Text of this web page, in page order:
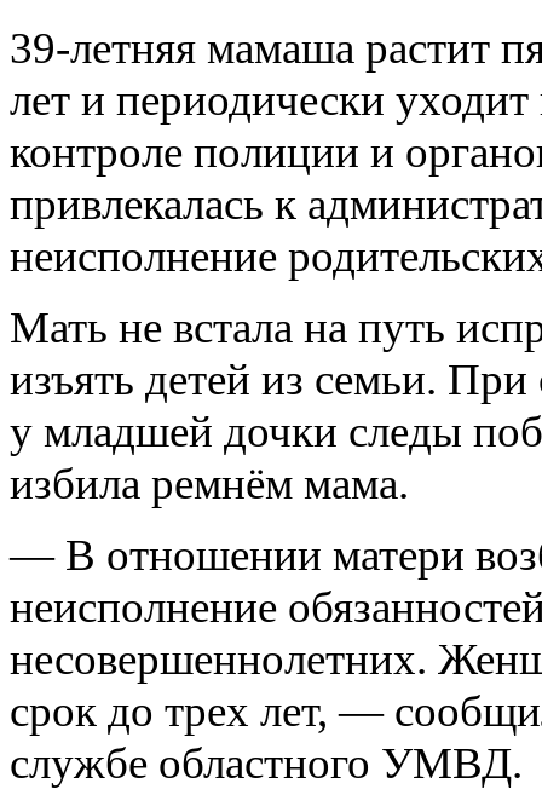
39-летняя мамаша растит
лет и периодически
контроле полиции и
привлекалась к
неисполнение
Мать не встала на путь
изъять детей из семьи.
у младшей дочки следы
избила ремнём мама.
— В отношении матери
неисполнение
несовершеннолетних.
срок до трех лет, —
службе областного УМВД.